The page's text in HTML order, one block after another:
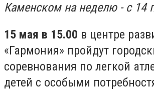
Каменском на неделю - с 14
15 мая в 15.00 в центре
«Гармония» пройдут
соревнования по легкой
детей с особыми